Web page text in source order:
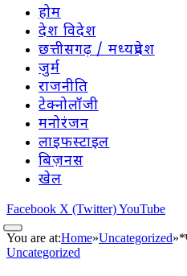
होम
देश विदेश
छत्तीसगढ़ / मध्यप्रदेश
जुर्म
राजनीति
टेक्नोलॉजी
मनोरंजन
लाइफस्टाइल
बिज़नस
खेल
Facebook X (Twitter)YouTube
You are at:Home»Uncategorized»
Uncategorized